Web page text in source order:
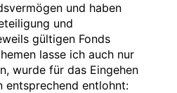
und haben
und
gültigen Fonds
lasse ich auch nur
wurde für das Eingehen
entsprechend entlohnt: